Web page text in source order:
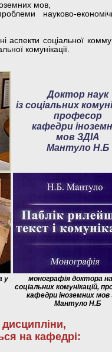
мов,
науково-
аспекти соціальної
комунікації.
Доктор наук
із соціальних
професор
кафедри
мов ЗДІА
Мантуло Н.Б
у
монографія доктора
соціальних комунікацій,
кафедри іноземних мов
Мантуло Н.Б
на кафедрі: